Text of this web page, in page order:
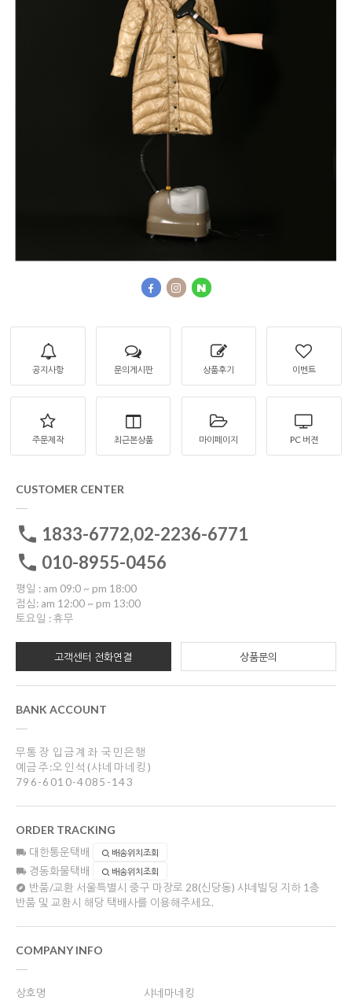
공지사항 문의게시판 상품후기 이벤트
주문제작 최근본상품 마이페이지 PC 버젼
CUSTOMER CENTER
1833-6772,02-2236-6771
010-8955-0456
평일 : am 09:0 ~ pm 18:00
점심: am 12:00 ~ pm 13:00
토요일 : 휴무
고객센터 전화연결 상품문의
BANK ACCOUNT
무통장 입금계좌 국민은행
예금주:오인석(샤네마네킹)
796-6010-4085-143
ORDER TRACKING
대한통운택배 배송위치조회
경동화물택배 배송위치조회
반품/교환 서울특별시 중구 마장로 28(신당동) 샤네빌딩 지하 1층
반품 및 교환시 해당 택배사를 이용해주세요.
COMPANY INFO
상호명 샤네마네킹